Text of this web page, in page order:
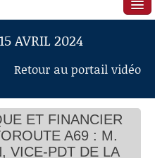
AVRIL 2024
Retour au portail vidéo
ET FINANCIER
A69 : M.
VICE-PDT DE LA